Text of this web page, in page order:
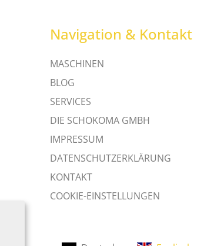
Navigation & Kontakt
MASCHINEN
BLOG
SERVICES
DIE SCHOKOMA GMBH
IMPRESSUM
DATENSCHUTZERKLÄRUNG
KONTAKT
COOKIE-EINSTELLUNGEN